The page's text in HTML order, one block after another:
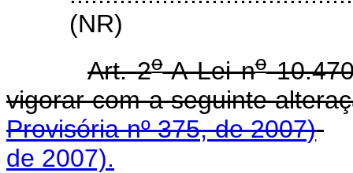
(NR)
Art. 2oA Lei no
vigorar com a seguinte
Provisória nº 375, de 2007)
de 2007).